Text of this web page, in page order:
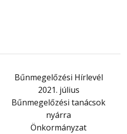
Bűnmegelőzési Hírlevél
2021. július
Bűnmegelőzési tanácsok
nyárra
Önkormányzat